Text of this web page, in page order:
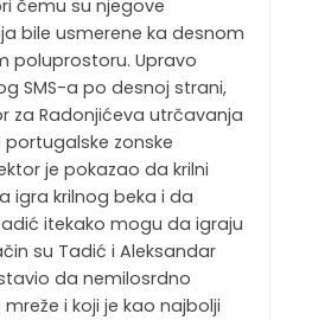
čemu su njegove
bile usmerene ka desnom
poluprostoru. Upravo
SMS-a po desnoj strani,
za Radonjićeva utrčavanja
portugalske zonske
je pokazao da krilni
igra krilnog beka i da
itekako mogu da igraju
su Tadić i Aleksandar
da nemilosrdno
i koji je kao najbolji